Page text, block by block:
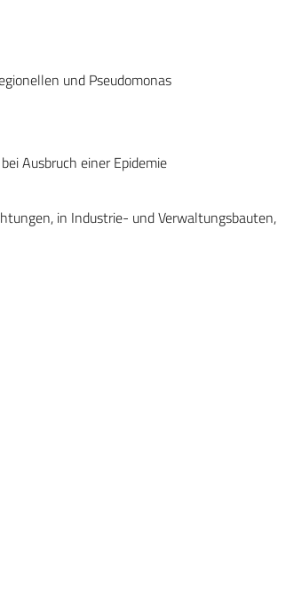
und Pseudomonas
Ausbruch einer Epidemie
in Industrie- und Verwaltungsbauten,